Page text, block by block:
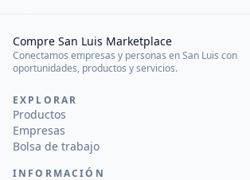
Compre San Luis Marketplace
Conectamos empresas y personas en San Luis con
oportunidades, productos y servicios.
EXPLORAR
Productos
Empresas
Bolsa de trabajo
INFORMACIÓN